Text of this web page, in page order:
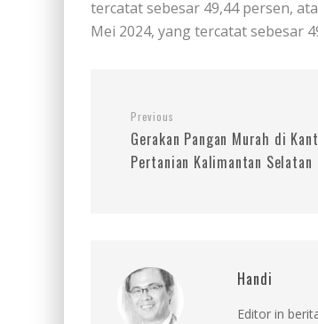
tercatat sebesar 49,44 persen,
Mei 2024, yang tercatat sebesar
Previous
Gerakan Pangan Murah di
Pertanian Kalimantan Selatan
Handi
Editor in